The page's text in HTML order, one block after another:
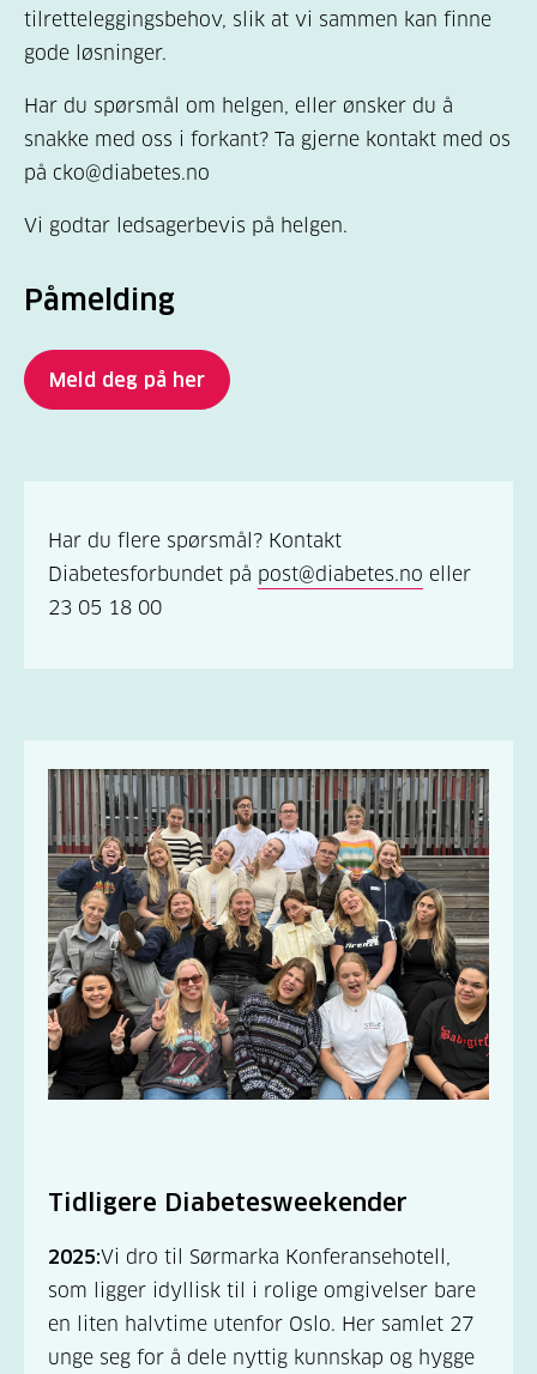
tilretteleggingsbehov, slik at vi sammen kan finne
gode løsninger.
Har du spørsmål om helgen, eller ønsker du å
snakke med oss i forkant? Ta gjerne kontakt med os
på cko@diabetes.no
Vi godtar ledsagerbevis på helgen.
Påmelding
Meld deg på her
Har du flere spørsmål? Kontakt
Diabetesforbundet på post@diabetes.no eller
23 05 18 00
Tidligere Diabetesweekender
2025:Vi dro til Sørmarka Konferansehotell,
som ligger idyllisk til i rolige omgivelser bare
en liten halvtime utenfor Oslo. Her samlet 27
unge seg for å dele nyttig kunnskap og hygge